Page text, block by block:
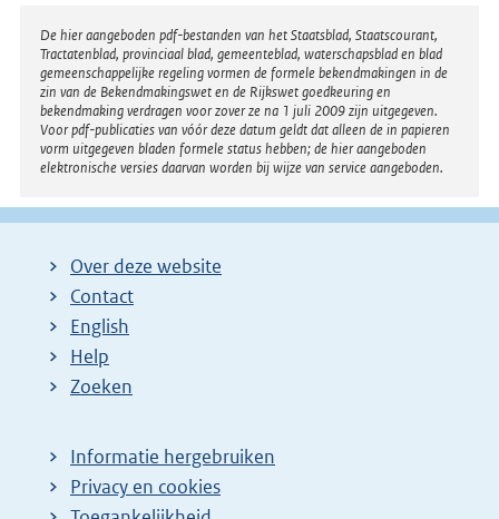
Disclaimer
De hier aangeboden pdf-bestanden van het Staatsblad, Staatscourant,
Tractatenblad, provinciaal blad, gemeenteblad, waterschapsblad en blad
gemeenschappelijke regeling vormen de formele bekendmakingen in de
zin van de Bekendmakingswet en de Rijkswet goedkeuring en
bekendmaking verdragen voor zover ze na 1 juli 2009 zijn uitgegeven.
Voor pdf-publicaties van vóór deze datum geldt dat alleen de in papieren
vorm uitgegeven bladen formele status hebben; de hier aangeboden
elektronische versies daarvan worden bij wijze van service aangeboden.
Over deze website
Contact
English
Help
Zoeken
Informatie hergebruiken
Privacy en cookies